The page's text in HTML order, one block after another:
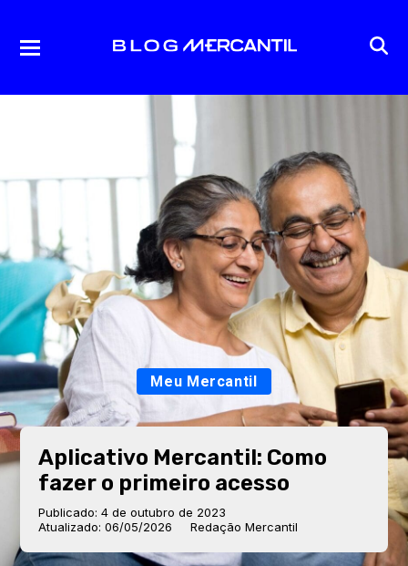
Meu Mercantil
Aplicativo Mercantil: Como
fazer o primeiro acesso
Publicado: 4 de outubro de 2023
Atualizado: 06/05/2026
Redação Mercantil